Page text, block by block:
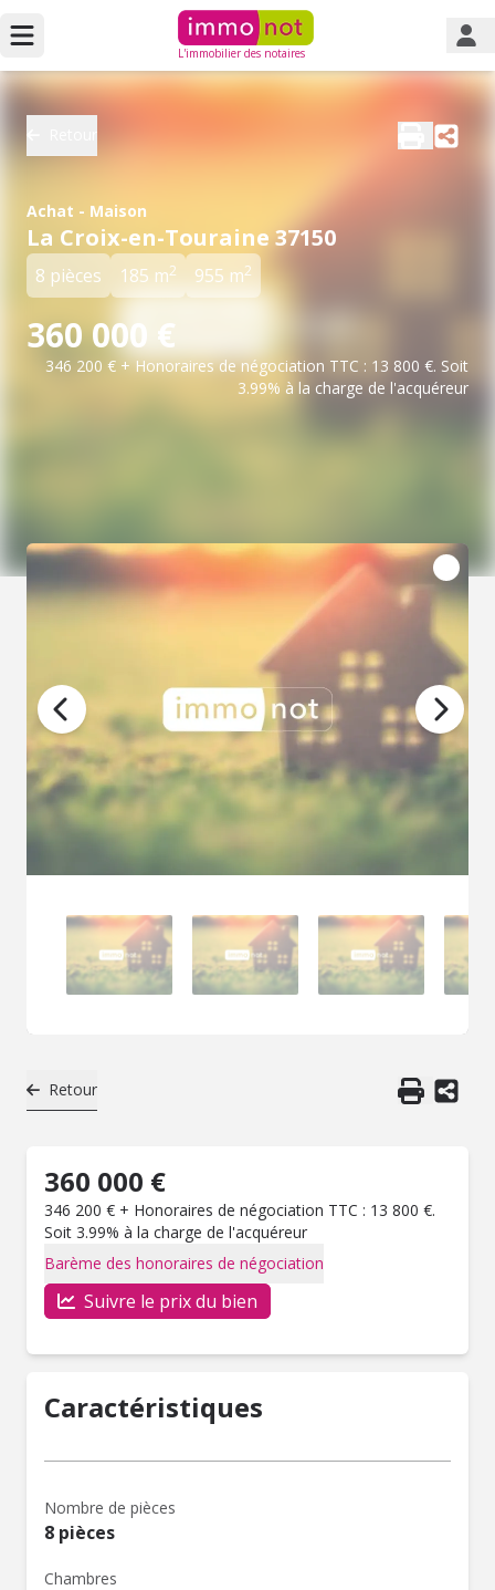
L'immobilier des notaires
Achat - Maison
La Croix-en-Touraine 37150
8 pièces 185 m2 955 m2
360 000 €
346 200 € + Honoraires de négociation TTC : 13 800 €. Soit
3.99% à la charge de l'acquéreur
Retour
360 000 €
346 200 € + Honoraires de négociation TTC : 13 800 €.
Soit 3.99% à la charge de l'acquéreur
Barème des honoraires de négociation
Suivre le prix du bien
Caractéristiques
Nombre de pièces
8 pièces
Chambres